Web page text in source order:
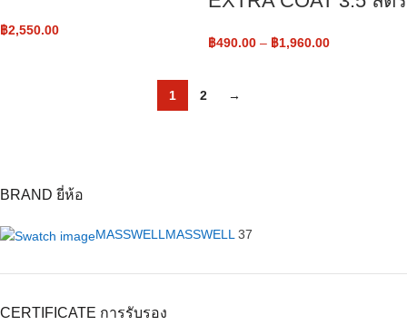
BRAND ยี่ห้อ
MASSWELLMASSWELL 37
CERTIFICATE การรับรอง
฿2,550.00
฿490.00 – ฿1,960.00
1 2 →